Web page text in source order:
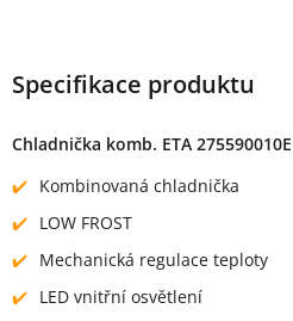
Specifikace produktu
Chladnička komb. ETA 275590010E
Kombinovaná chladnička
LOW FROST
Mechanická regulace teploty
LED vnitřní osvětlení